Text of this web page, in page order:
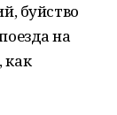
буйство
на
как